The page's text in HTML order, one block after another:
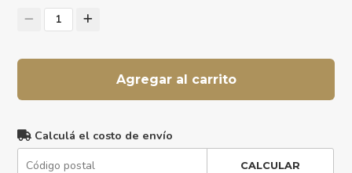
1
Agregar al carrito
Calculá el costo de envío
CALCULAR